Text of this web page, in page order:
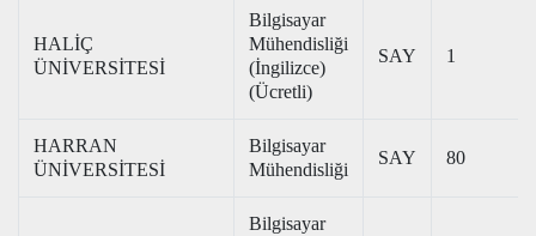
HALİÇ
ÜNİVERSİTESİ
Bilgisayar
Mühendisliği
(İngilizce)
(Ücretli)
SAY 1
HARRAN
ÜNİVERSİTESİ
Bilgisayar
Mühendisliği
SAY 80
Bilgisayar